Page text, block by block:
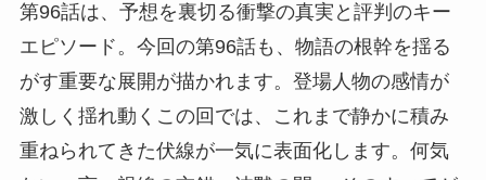
第96話は、予想を裏切る衝撃の真実と評判のキー
エピソード。今回の第96話も、物語の根幹を揺る
がす重要な展開が描かれます。登場人物の感情が
激しく揺れ動くこの回では、これまで静かに積み
重ねられてきた伏線が一気に表面化します。何気